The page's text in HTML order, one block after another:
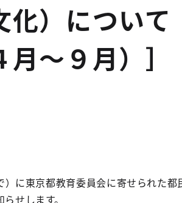
）について
～９月）］
に東京都教育委員会に寄せられた都
せします。